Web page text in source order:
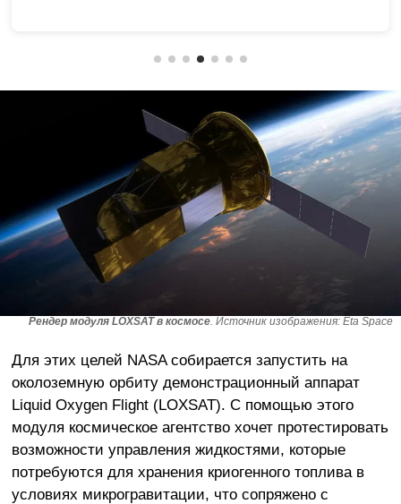
Рендер модуля LOXSAT в космосе . Источник изображения: Eta Space
Для этих целей NASA собирается запустить на
околоземную орбиту демонстрационный аппарат
Liquid Oxygen Flight (LOXSAT). С помощью этого
модуля космическое агентство хочет протестировать
возможности управления жидкостями, которые
потребуются для хранения криогенного топлива в
условиях микрогравитации, что сопряжено с